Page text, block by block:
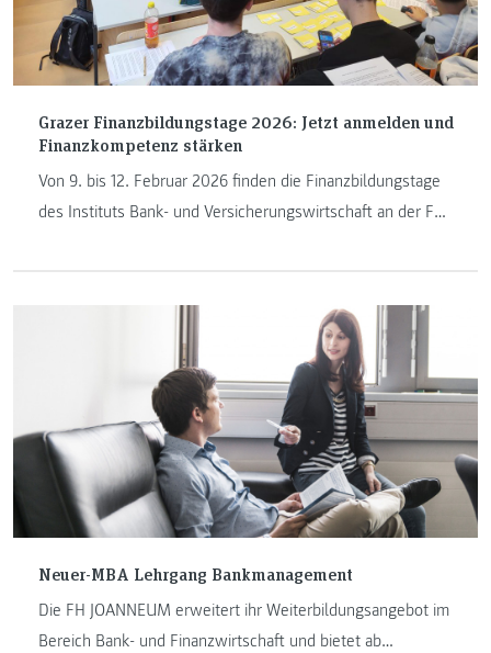
Grazer Finanzbildungstage 2026: Jetzt anmelden und
Finanzkompetenz stärken
Von 9. bis 12. Februar 2026 finden die Finanzbildungstage
des Instituts Bank- und Versicherungswirtschaft an der FH
Neuer-MBA Lehrgang Bankmanagement
Die FH JOANNEUM erweitert ihr Weiterbildungsangebot im
Bereich Bank- und Finanzwirtschaft und bietet ab